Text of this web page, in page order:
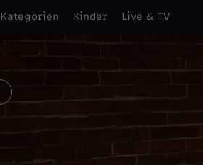
Kategorien Kinder Live & TV